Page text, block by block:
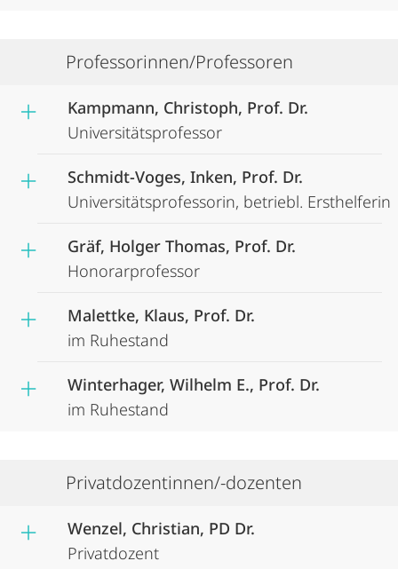
Professorinnen/Professoren
Kampmann, Christoph, Prof. Dr.
Universitätsprofessor
Schmidt-Voges, Inken, Prof. Dr.
Universitätsprofessorin, betriebl. Ersthelferin
Gräf, Holger Thomas, Prof. Dr.
Honorarprofessor
Malettke, Klaus, Prof. Dr.
im Ruhestand
Winterhager, Wilhelm E., Prof. Dr.
im Ruhestand
Privatdozentinnen/-dozenten
Wenzel, Christian, PD Dr.
Privatdozent